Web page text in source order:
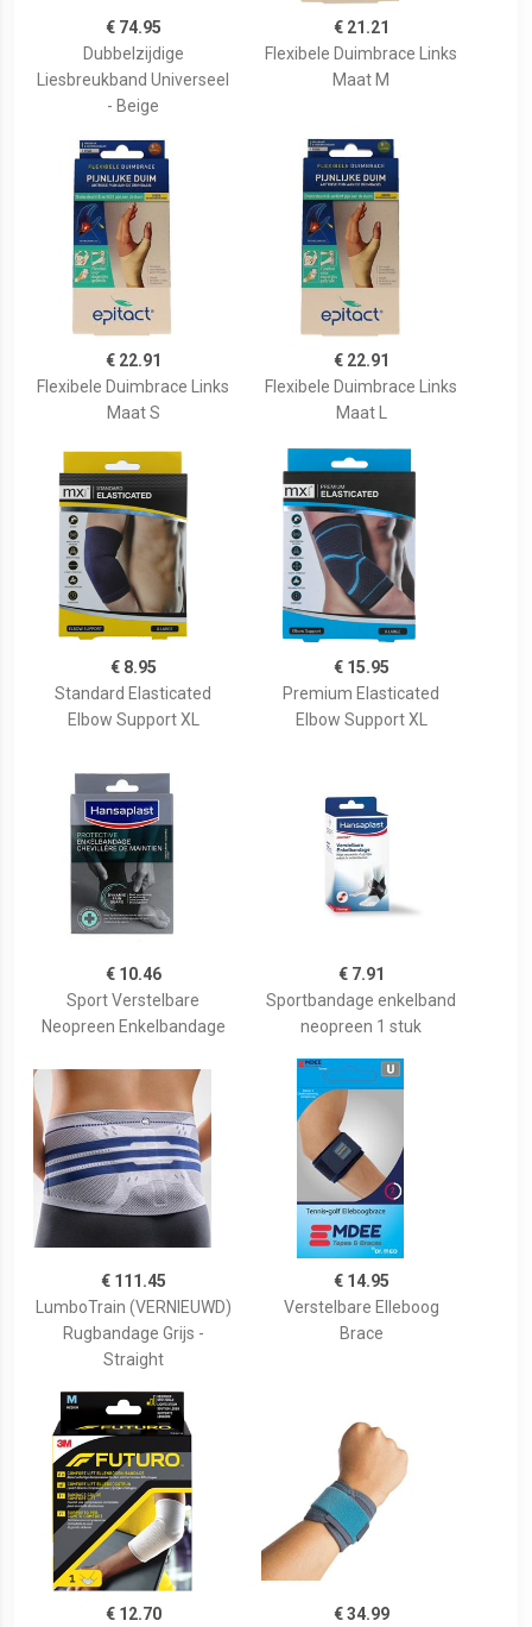
€ 74.95
Dubbelzijdige
Liesbreukband Universeel
- Beige
€ 21.21
Flexibele Duimbrace Links
Maat M
€ 22.91
Flexibele Duimbrace Links
Maat S
€ 22.91
Flexibele Duimbrace Links
Maat L
€ 8.95
Standard Elasticated
Elbow Support XL
€ 15.95
Premium Elasticated
Elbow Support XL
€ 10.46
Sport Verstelbare
Neopreen Enkelbandage
€ 7.91
Sportbandage enkelband
neopreen 1 stuk
€ 111.45
LumboTrain (VERNIEUWD)
Rugbandage Grijs -
Straight
€ 14.95
Verstelbare Elleboog
Brace
€ 12.70 € 34.99